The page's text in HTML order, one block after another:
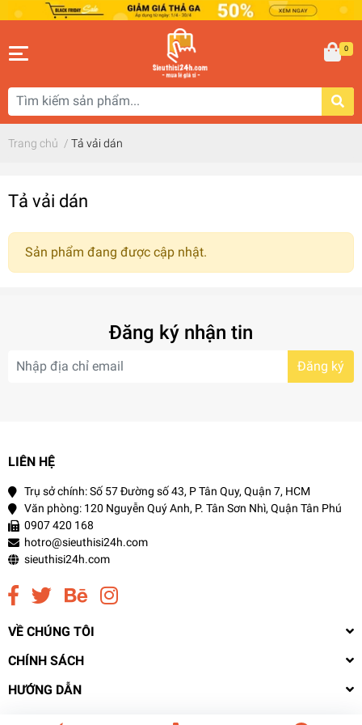
0
Trang chủ / Tả vải dán
Tả vải dán
Sản phẩm đang được cập nhật.
Đăng ký nhận tin
Đăng ký
LIÊN HỆ
Trụ sở chính: Số 57 Đường số 43, P Tân Quy, Quận 7, HCM
Văn phòng: 120 Nguyễn Quý Anh, P. Tân Sơn Nhì, Quận Tân Phú
0907 420 168
hotro@sieuthisi24h.com
sieuthisi24h.com
VỀ CHÚNG TÔI
CHÍNH SÁCH
HƯỚNG DẪN